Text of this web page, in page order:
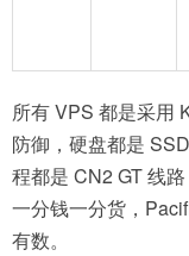
所有 VPS 都是采用
防御，硬盘都是
程都是 CN2 GT 线
一分钱一分货，
有数。